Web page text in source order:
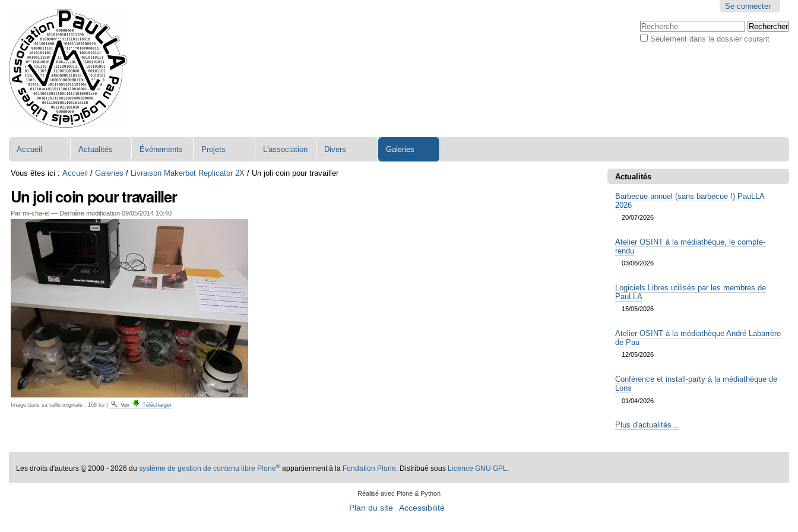
contenu.
Aller
à
la
navigation
personnels
Se connecter
Chercher par
Seulement dans le dossier courant
Accueil Actualités Événements Projets L'association Divers Galeries
Vous êtes ici : Accueil /Galeries / Livraison Makerbot Replicator 2X / Un joli coin pour travailler
Un joli coin pour travailler
Par mi-cha-el — Dernière modification 09/05/2014 10:40
Image dans sa taille originale : 168 ko Voir Télécharger
Actualités
Barbecue annuel (sans barbecue !) PauLLA
2026
20/07/2026
Atelier OSINT à la médiathèque, le compte-
rendu
03/06/2026
Logiciels Libres utilisés par les membres de
PauLLA
15/05/2026
Atelier OSINT à la médiathèque André Labarrère
de Pau
12/05/2026
Conférence et install-party à la médiathèque de
Lons
01/04/2026
Plus d'actualités…
Les droits d'auteurs© 2000 - 2026 dusystème de gestion de contenu libre Plone®appartiennent à la Fondation Plone . Distribué sous Licence GNU GPL
Réalisé avec Plone & Python
Plan du site Accessibilité